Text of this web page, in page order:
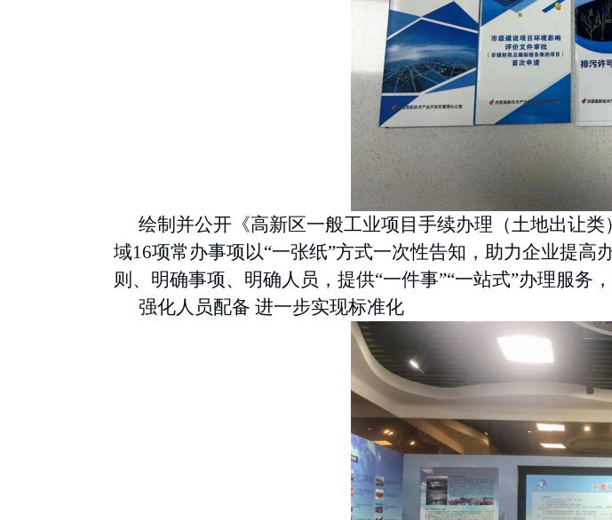
绘制并公开《高新区一般工业项目手续办理（土地出让
域16项常办事项以“一张纸”方式一次性告知，助力企业提
则、明确事项、明确人员，提供“一件事”“一站式”办理服务
强化人员配备 进一步实现标准化